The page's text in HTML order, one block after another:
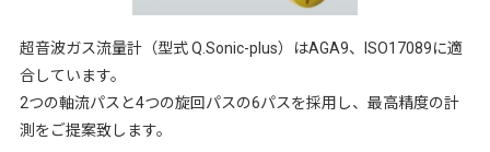
超音波ガス流量計（型式 Q.Sonic-plus）はAGA9、ISO17089に適
合しています。
2つの軸流パスと4つの旋回パスの6パスを採用し、最高精度の計
測をご提案致します。